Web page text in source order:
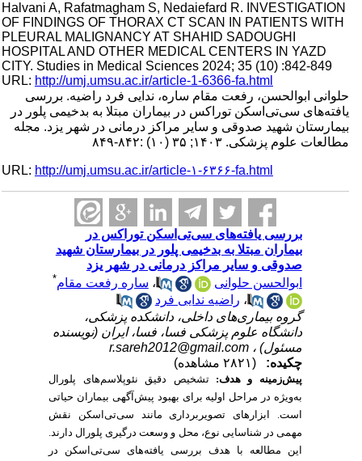
Halvani A, Rafatmagham S, Nedaiefard R. INVESTIGATION
OF FINDINGS OF THORAX CT SCAN IN PATIENTS WITH
PLEURAL MALIGNANCY AT SHAHID SADOUGHI
HOSPITAL AND OTHER MEDICAL CENTERS IN YAZD
CITY. Studies in Medical Sciences 2024; 35 (10) :842-849
URL:http://umj.umsu.ac.ir/article-1-6366-fa.html
حلوانی ابوالحسن، رفعت مقام ساره، ندایی فرد راضیه. بررسی
یافته‌های سی‌تی‌اسکن توراکس در بیماران مبتلا به بدخیمی پلور در
بیمارستان شهید صدوقی و سایر مراکز درمانی در شهر یزد. مجله
مطالعات علوم پزشکی. ۱۴۰۳; ۳۵ (۱۰) :۸۴۲-۸۴۹
URL:http://umj.umsu.ac.ir/article-۱-۶۳۶۶-fa.html
بررسی یافته‌های سی‌تی‌اسکن توراکس در
بیماران مبتلا به بدخیمی پلور در بیمارستان شهید
صدوقی و سایر مراکز درمانی در شهر یزد
ابوالحسن حلوانی
،ساره رفعت مقام*
،راضیه ندایی فرد
گروه بیماری‌های داخلی، دانشکده پزشکی،
دانشگاه علوم پزشکی فسا، فسا، ایران (نویسنده
مسئول) ، r.sareh2012@gmail.com
چکیده:
پیش‌زمینه و هدف:تشخیص دقیق نئوپلاسم‌های پلورال
به‌ویژه در مراحل اولیه برای بهبود پیش‌آگهی بیماران حیاتی
است. ابزارهای تصویربرداری مانند سی‌تی‌اسکن نقش
مهمی در شناسایی نوع، محل و وسعت درگیری پلورال دارند.
این مطالعه با هدف بررسی یافته‌های سی‌تی‌اسکن در